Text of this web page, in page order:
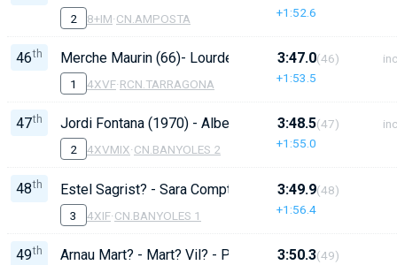
2 8+IM·CN.AMPOSTA +1:52.6
46th Merche Maurin (66)- Lourdes Torrell (70) - Andrea
1 4XVF·RCN.TARRAGONA
3:47.0
+1:53.5
(46)
47th Jordi Fontana (1970) - Albert Tura (1973) - Irizay
2 4XVMIX·CN.BANYOLES 2
3:48.5
+1:55.0
(47)
48th Estel Sagrist? - Sara Compte - Dana Punset - Joana
3 4XIF·CN.BANYOLES 1
3:49.9
+1:56.4
(48)
49th Arnau Mart? - Mart? Vil? - Pol Vilarnau - Lluc Cortina
3:50.3(49)